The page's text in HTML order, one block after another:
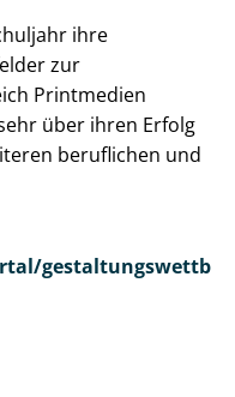
ihre
zur
Printmedien
über ihren Erfolg
beruflichen und
gestaltungswettb